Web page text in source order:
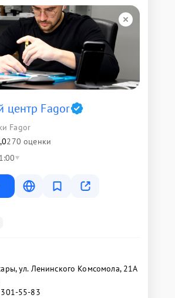
центр Fagor
Fagor
270 оценки
ул. Ленинского Комсомола, 21А
55-83